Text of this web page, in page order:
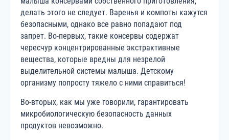
делать этого не следует. Варенья и компоты кажутся
безопасными, однако все равно попадают под
запрет. Во-первых, такие консервы содержат
чересчур концентрированные экстрактивные
вещества, которые вредны для незрелой
выделительной системы малыша. Детскому
организму попросту тяжело с ними справиться!
Во-вторых, как мы уже говорили, гарантировать
микробиологическую безопасность данных
продуктов невозможно.